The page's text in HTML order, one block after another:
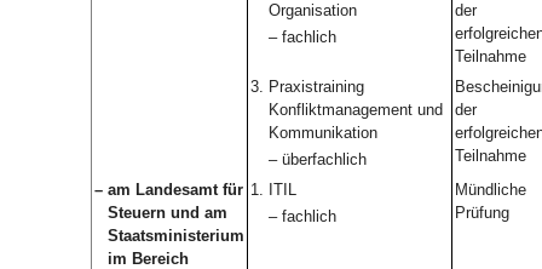
Organisation
– fachlich
der
Teilnahme
3. Praxistraining
Konfliktmanagement und
Kommunikation
– überfachlich
der
Teilnahme
– am Landesamt für
Steuern und am
Staatsministerium
im Bereich
1. ITIL
– fachlich
Mündliche
Prüfung